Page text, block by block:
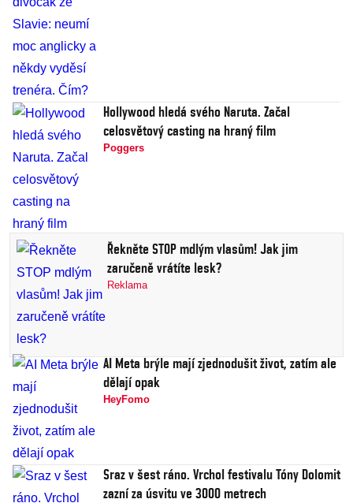
Hollywood hledá svého Naruta. Začal
celosvětový casting na hraný film
Poggers
Řekněte STOP mdlým vlasům! Jak jim
zaručeně vrátíte lesk?
Reklama
AI Meta brýle mají zjednodušit život, zatím ale
dělají opak
HeyFomo
Sraz v šest ráno. Vrchol festivalu Tóny Dolomit
zazní za úsvitu ve 3000 metrech